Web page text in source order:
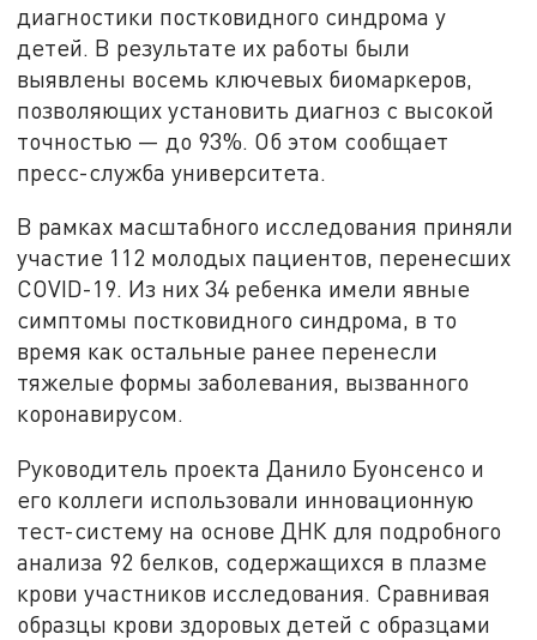
диагностики постковидного синдрома у
детей. В результате их работы были
выявлены восемь ключевых биомаркеров,
позволяющих установить диагноз с высокой
точностью — до 93%. Об этом сообщает
пресс-служба университета.
В рамках масштабного исследования приняли
участие 112 молодых пациентов, перенесших
COVID-19. Из них 34 ребенка имели явные
симптомы постковидного синдрома, в то
время как остальные ранее перенесли
тяжелые формы заболевания, вызванного
коронавирусом.
Руководитель проекта Данило Буонсенсо и
его коллеги использовали инновационную
тест-систему на основе ДНК для подробного
анализа 92 белков, содержащихся в плазме
крови участников исследования. Сравнивая
образцы крови здоровых детей с образцами